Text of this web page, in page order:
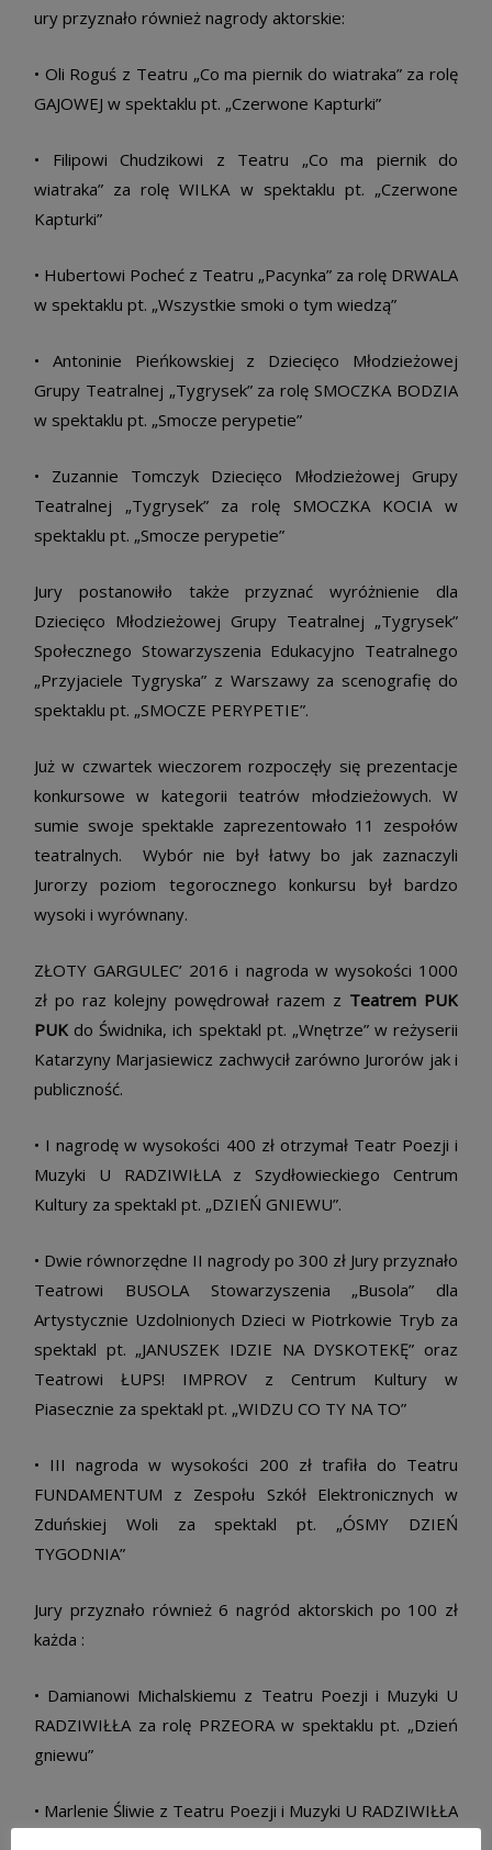
ury przyznało również nagrody aktorskie:
• Oli Roguś z Teatru „Co ma piernik do wiatraka” za rolę
GAJOWEJ w spektaklu pt. „Czerwone Kapturki”
• Filipowi Chudzikowi z Teatru „Co ma piernik do
wiatraka” za rolę WILKA w spektaklu pt. „Czerwone
Kapturki”
• Hubertowi Pocheć z Teatru „Pacynka” za rolę DRWALA
w spektaklu pt. „Wszystkie smoki o tym wiedzą”
• Antoninie Pieńkowskiej z Dziecięco Młodzieżowej
Grupy Teatralnej „Tygrysek” za rolę SMOCZKA BODZIA
w spektaklu pt. „Smocze perypetie”
• Zuzannie Tomczyk Dziecięco Młodzieżowej Grupy
Teatralnej „Tygrysek” za rolę SMOCZKA KOCIA w
spektaklu pt. „Smocze perypetie”
Jury postanowiło także przyznać wyróżnienie dla
Dziecięco Młodzieżowej Grupy Teatralnej „Tygrysek”
Społecznego Stowarzyszenia Edukacyjno Teatralnego
„Przyjaciele Tygryska” z Warszawy za scenografię do
spektaklu pt. „SMOCZE PERYPETIE”.
Już w czwartek wieczorem rozpoczęły się prezentacje
konkursowe w kategorii teatrów młodzieżowych. W
sumie swoje spektakle zaprezentowało 11 zespołów
teatralnych. Wybór nie był łatwy bo jak zaznaczyli
Jurorzy poziom tegorocznego konkursu był bardzo
wysoki i wyrównany.
ZŁOTY GARGULEC’ 2016 i nagroda w wysokości 1000
zł po raz kolejny powędrował razem z Teatrem PUK
PUK do Świdnika, ich spektakl pt. „Wnętrze” w reżyserii
Katarzyny Marjasiewicz zachwycił zarówno Jurorów jak i
publiczność.
• I nagrodę w wysokości 400 zł otrzymał Teatr Poezji i
Muzyki U RADZIWIŁLA z Szydłowieckiego Centrum
Kultury za spektakl pt. „DZIEŃ GNIEWU”.
• Dwie równorzędne II nagrody po 300 zł Jury przyznało
Teatrowi BUSOLA Stowarzyszenia „Busola” dla
Artystycznie Uzdolnionych Dzieci w Piotrkowie Tryb za
spektakl pt. „JANUSZEK IDZIE NA DYSKOTEKĘ” oraz
Teatrowi ŁUPS! IMPROV z Centrum Kultury w
Piasecznie za spektakl pt. „WIDZU CO TY NA TO”
• III nagroda w wysokości 200 zł trafiła do Teatru
FUNDAMENTUM z Zespołu Szkół Elektronicznych w
Zduńskiej Woli za spektakl pt. „ÓSMY DZIEŃ
TYGODNIA”
Jury przyznało również 6 nagród aktorskich po 100 zł
każda :
• Damianowi Michalskiemu z Teatru Poezji i Muzyki U
RADZIWIŁŁA za rolę PRZEORA w spektaklu pt. „Dzień
gniewu”
• Marlenie Śliwie z Teatru Poezji i Muzyki U RADZIWIŁŁA